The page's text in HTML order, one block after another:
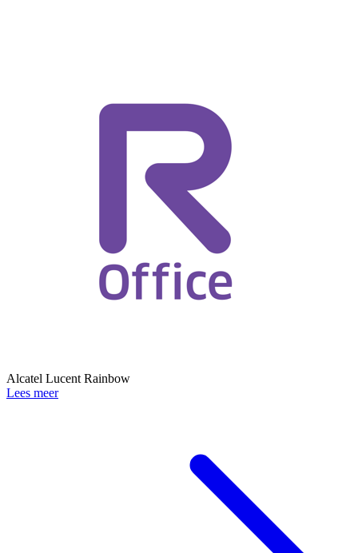
Alcatel Lucent Rainbow
Lees meer